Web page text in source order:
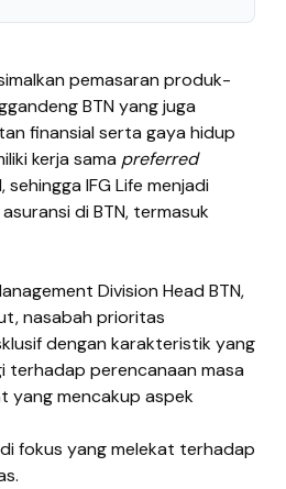
pemasaran produk-
BTN yang juga
finansial serta gaya hidup
kerja sama preferred
sehingga IFG Life menjadi
di BTN, termasuk
Division Head BTN,
nasabah prioritas
dengan karakteristik yang
terhadap perencanaan masa
yang mencakup aspek
fokus yang melekat terhadap